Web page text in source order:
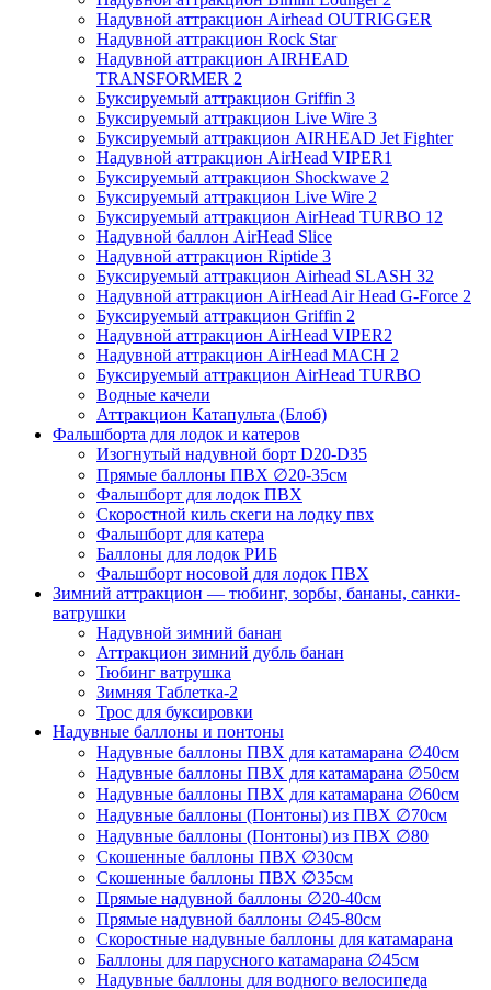
Надувной аттракцион Airhead OUTRIGGER
Надувной аттракцион Rock Star
Надувной аттракцион AIRHEAD
TRANSFORMER 2
Буксируемый аттракцион Griffin 3
Буксируемый аттракцион Live Wire 3
Буксируемый аттракцион AIRHEAD Jet Fighter
Надувной аттракцион AirHead VIPER1
Буксируемый аттракцион Shockwave 2
Буксируемый аттракцион Live Wire 2
Буксируемый аттракцион AirHead TURBO 12
Надувной баллон AirHead Slice
Надувной аттракцион Riptide 3
Буксируемый аттракцион Airhead SLASH 32
Надувной аттракцион AirHead Air Head G-Force 2
Буксируемый аттракцион Griffin 2
Надувной аттракцион AirHead VIPER2
Надувной аттракцион AirHead MACH 2
Буксируемый аттракцион AirHead TURBO
Водные качели
Аттракцион Катапульта (Блоб)
Фальшборта для лодок и катеров
Изогнутый надувной борт D20-D35
Прямые баллоны ПВХ ∅20-35см
Фальшборт для лодок ПВХ
Скоростной киль скеги на лодку пвх
Фальшборт для катера
Баллоны для лодок РИБ
Фальшборт носовой для лодок ПВХ
Зимний аттракцион — тюбинг, зорбы, бананы, санки-
ватрушки
Надувной зимний банан
Аттракцион зимний дубль банан
Тюбинг ватрушка
Зимняя Таблетка-2
Трос для буксировки
Надувные баллоны и понтоны
Надувные баллоны ПВХ для катамарана ∅40см
Надувные баллоны ПВХ для катамарана ∅50см
Надувные баллоны ПВХ для катамарана ∅60см
Надувные баллоны (Понтоны) из ПВХ ∅70см
Надувные баллоны (Понтоны) из ПВХ ∅80
Скошенные баллоны ПВХ ∅30см
Скошенные баллоны ПВХ ∅35см
Прямые надувной баллоны ∅20-40см
Прямые надувной баллоны ∅45-80см
Скоростные надувные баллоны для катамарана
Баллоны для парусного катамарана ∅45см
Надувные баллоны для водного велосипеда